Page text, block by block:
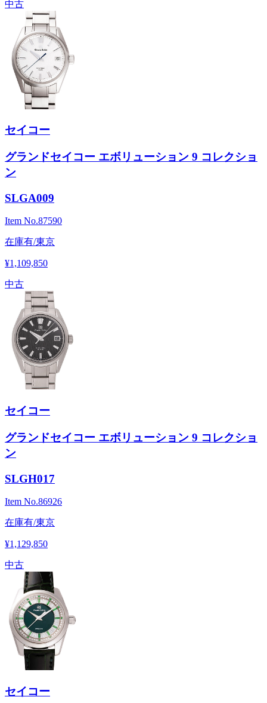
中古
セイコー
グランドセイコー エボリューション 9 コレクショ
ン
SLGA009
Item No.87590
在庫有/東京
¥1,109,850
中古
セイコー
グランドセイコー エボリューション 9 コレクショ
ン
SLGH017
Item No.86926
在庫有/東京
¥1,129,850
中古
セイコー